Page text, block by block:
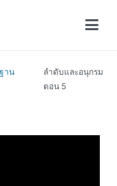
าน
ลำดับและอนุกรม
ตอน 5